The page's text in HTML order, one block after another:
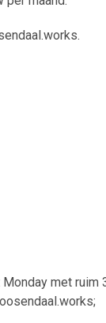
met ruim